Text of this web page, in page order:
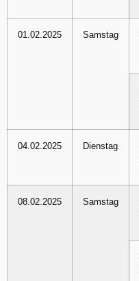
01.02.2025 Samstag
04.02.2025 Dienstag
08.02.2025 Samstag